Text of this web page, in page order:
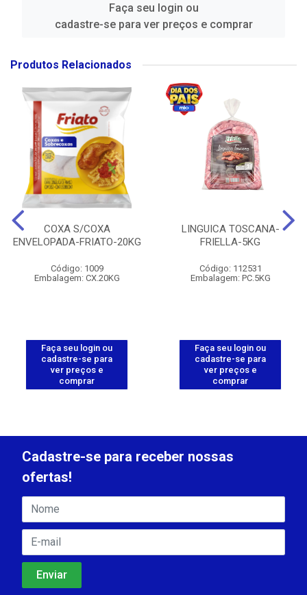
Faça seu login ou
cadastre-se para ver preços e comprar
Produtos Relacionados
COXA S/COXA
ENVELOPADA-FRIATO-20KG
Código: 1009
Embalagem: CX.20KG
Faça seu login ou
cadastre-se para
ver preços e
comprar
LINGUICA TOSCANA-
FRIELLA-5KG
Código: 112531
Embalagem: PC.5KG
Faça seu login ou
cadastre-se para
ver preços e
comprar
Cadastre-se para receber nossas
ofertas!